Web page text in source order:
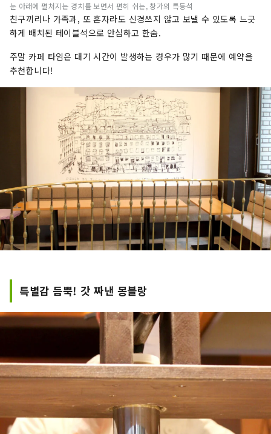
눈 아래에 펼쳐지는 경치를 보면서 편히 쉬는, 창가의 특등석
친구끼리나 가족과, 또 혼자라도 신경쓰지 않고 보낼 수 있도록 느긋
하게 배치된 테이블석으로 안심하고 한숨.
주말 카페 타임은 대기 시간이 발생하는 경우가 많기 때문에 예약을
추천합니다!
특별감 듬뿍! 갓 짜낸 몽블랑